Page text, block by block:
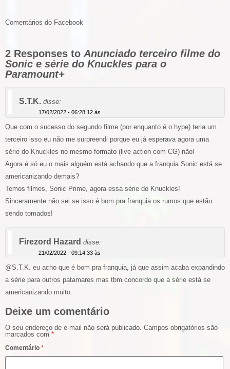
Comentários do Facebook
2 Responses to Anunciado terceiro filme do
Sonic e série do Knuckles para o
Paramount+
S.T.K. disse:
17/02/2022 - 06:28:12 às
Que com o sucesso do segundo filme (por enquanto é o hype) teria um
terceiro isso eu não me surpreendi porque eu já esperava agora uma
série do Knuckles no mesmo formato (live action com CG) não!
Agora é só eu o mais alguém está achando que a franquia Sonic está se
americanizando demais?
Temos filmes, Sonic Prime, agora essa série do Knuckles!
Sinceramente não sei se isso é bom pra franquia os rumos que estão
sendo tomados!
Firezord Hazard disse:
21/02/2022 - 09:14:33 às
@S.T.K. eu acho que é bom pra franquia, já que assim acaba expandindo
a série para outros patamares mas tbm concordo que a série está se
americanizando muito.
Deixe um comentário
O seu endereço de e-mail não será publicado. Campos obrigatórios são
marcados com *
Comentário *